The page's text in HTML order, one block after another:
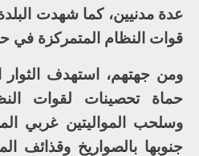
عدة مدنيين، كما شهدت
قوات النظام المتمركزة في
ومن جهتهم، استهدف
حماة تحصينات لقوات
وسلحب المواليتين غربي
جنوبها بالصواريخ وقذائف